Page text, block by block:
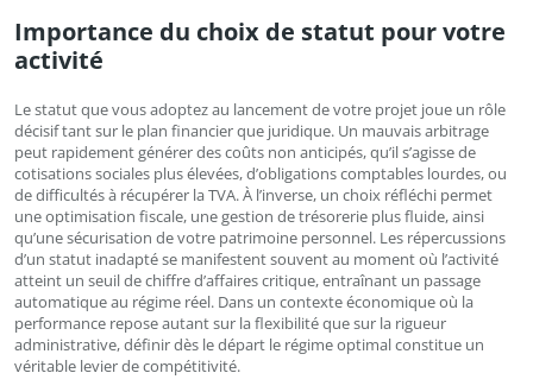
Importance du choix de statut pour votre
activité
Le statut que vous adoptez au lancement de votre projet joue un rôle
décisif tant sur le plan financier que juridique. Un mauvais arbitrage
peut rapidement générer des coûts non anticipés, qu’il s’agisse de
cotisations sociales plus élevées, d’obligations comptables lourdes, ou
de difficultés à récupérer la TVA. À l’inverse, un choix réfléchi permet
une optimisation fiscale, une gestion de trésorerie plus fluide, ainsi
qu’une sécurisation de votre patrimoine personnel. Les répercussions
d’un statut inadapté se manifestent souvent au moment où l’activité
atteint un seuil de chiffre d’affaires critique, entraînant un passage
automatique au régime réel. Dans un contexte économique où la
performance repose autant sur la flexibilité que sur la rigueur
administrative, définir dès le départ le régime optimal constitue un
véritable levier de compétitivité.